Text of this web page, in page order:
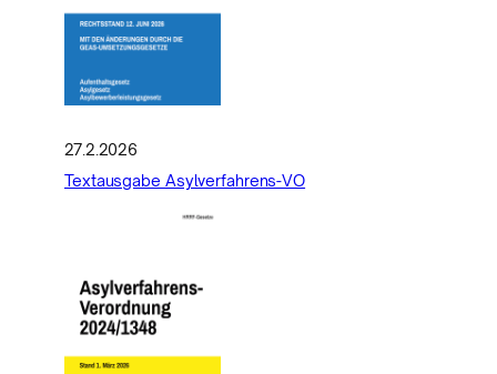
27.2.2026
Textausgabe Asylverfahrens-VO